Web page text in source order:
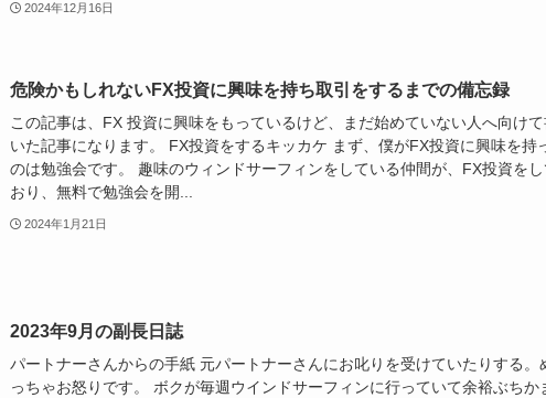
2024年12月16日
危険かもしれないFX投資に興味を持ち取引をするまでの備忘録
この記事は、FX 投資に興味をもっているけど、まだ始めていない人へ向け
いた記事になります。 FX投資をするキッカケ まず、僕がFX投資に興味を持
のは勉強会です。 趣味のウィンドサーフィンをしている仲間が、FX投資をし
おり、無料で勉強会を開...
2024年1月21日
2023年9月の副長日誌
パートナーさんからの手紙 元パートナーさんにお叱りを受けていたりする。
っちゃお怒りです。 ボクが毎週ウインドサーフィンに行っていて余裕ぶちか